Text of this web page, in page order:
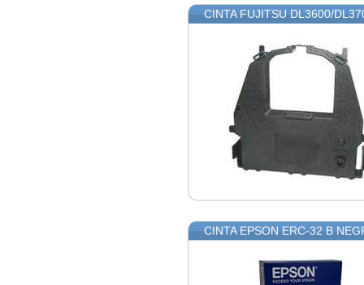
CINTA FUJITSU DL3600/
CINTA EPSON ERC-32 B